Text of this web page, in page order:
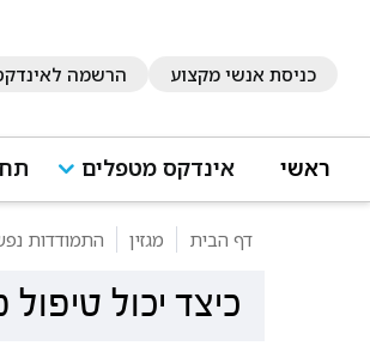
כניסת אנשי מקצוע הרשמה
ראשי אינדקס מטפלים
דף הבית מגזין התמודדות
כיצד יכול